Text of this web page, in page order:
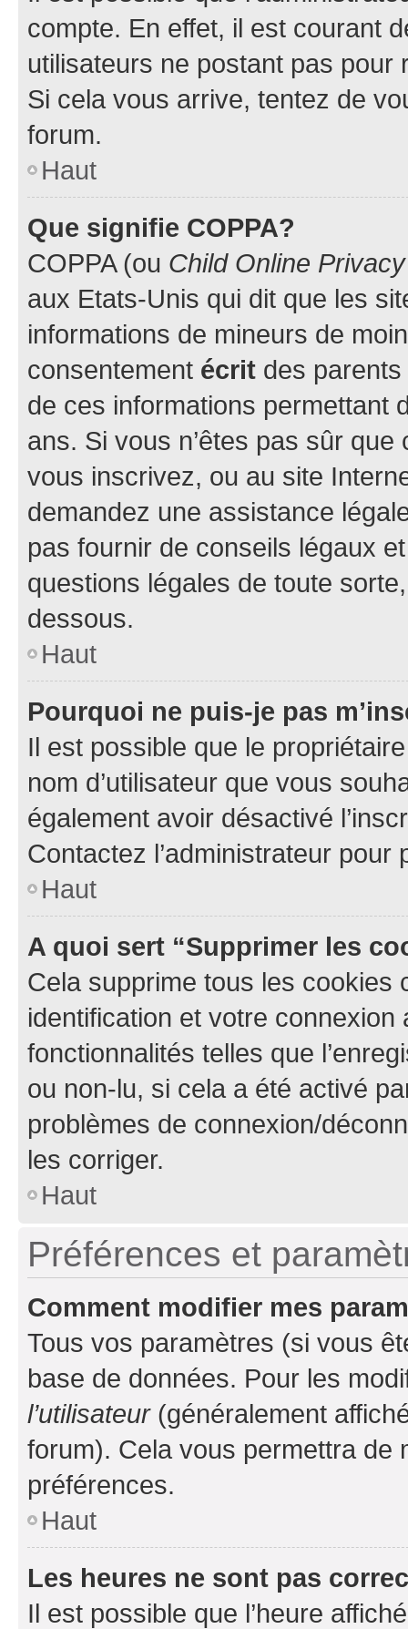
compte. En effet, il est courant
utilisateurs ne postant pas pour
Si cela vous arrive, tentez de
forum.
Haut
Que signifie COPPA?
COPPA (ou Child Online
aux Etats-Unis qui dit que les
informations de mineurs de
consentement écrit des parents
de ces informations permettant
ans. Si vous n’êtes pas sûr
vous inscrivez, ou au site
demandez une assistance
pas fournir de conseils légaux
questions légales de toute
dessous.
Haut
Pourquoi ne puis-je pas
Il est possible que le
nom d’utilisateur que vous
également avoir désactivé
Contactez l’administrateur
Haut
A quoi sert “Supprimer les
Cela supprime tous les cookies
identification et votre
fonctionnalités telles que
ou non-lu, si cela a été activé
problèmes de connexion/
les corriger.
Haut
Préférences et
Comment modifier mes
Tous vos paramètres (si vous
base de données. Pour les
l’utilisateur(généralement
forum). Cela vous permettra de
préférences.
Haut
Les heures ne sont pas
Il est possible que l’heure